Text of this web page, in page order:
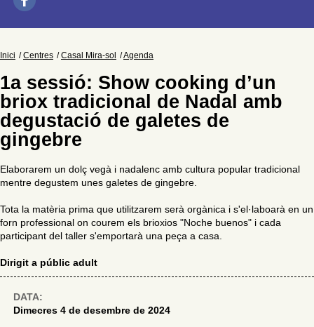
Inici Centres Casal Mira-sol Agenda
1a sessió: Show cooking d’un
briox tradicional de Nadal amb
degustació de galetes de
gingebre
Elaborarem un dolç vegà i nadalenc amb cultura popular tradicional
mentre degustem unes galetes de gingebre.
Tota la matèria prima que utilitzarem serà orgànica i s'el·laboarà en un
forn professional on courem els brioxios "Noche buenos" i cada
participant del taller s'emportarà una peça a casa.
Dirigit a públic adult
DATA:
Dimecres 4 de desembre de 2024